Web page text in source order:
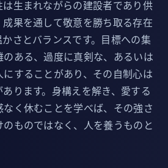
生まれながらの建設者であり供
果を通して敬意を勝ち取る存在
さとバランスです。目標への集
ある、過度に真剣な、あるいは
することがあり、その自制心は
ります。身構えを解き、愛する
く休むことを学べば、その強さ
ものではなく、人を養うものと